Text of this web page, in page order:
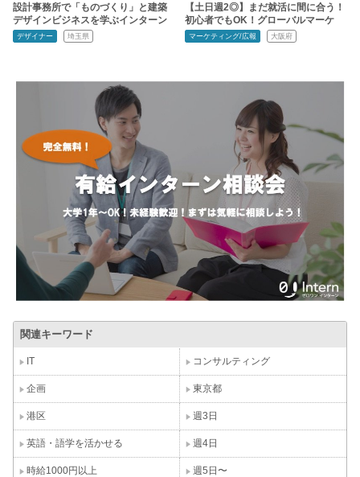
設計事務所で「ものづくり」と建築
デザインビジネスを学ぶインターン
デザイナー 埼玉県
【土日週2◎】まだ就活に間に合う！
初心者でもOK！グローバルマーケ
マーケティング/広報 大阪府
関連キーワード
IT コンサルティング
企画 東京都
港区 週3日
英語・語学を活かせる 週4日
時給1000円以上 週5日〜